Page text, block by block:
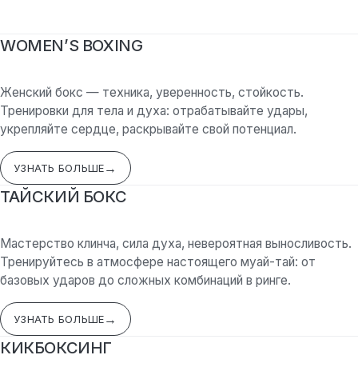
WOMEN’S BOXING
Женский бокс — техника, уверенность, стойкость.
Тренировки для тела и духа: отрабатывайте удары,
укрепляйте сердце, раскрывайте свой потенциал.
УЗНАТЬ БОЛЬШЕ
ТАЙСКИЙ БОКС
Мастерство клинча, сила духа, невероятная выносливость.
Тренируйтесь в атмосфере настоящего муай-тай: от
базовых ударов до сложных комбинаций в ринге.
УЗНАТЬ БОЛЬШЕ
КИКБОКСИНГ